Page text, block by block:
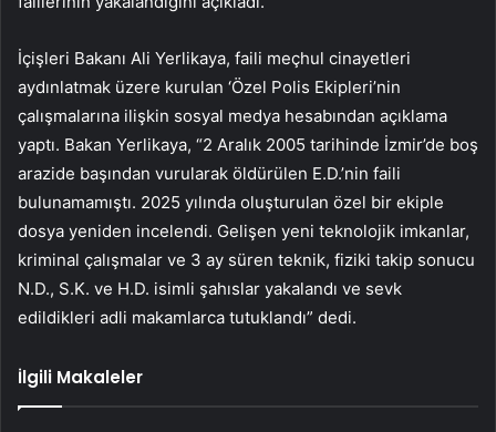
İçişleri Bakanı Ali Yerlikaya, faili meçhul cinayetleri
aydınlatmak üzere kurulan ‘Özel Polis Ekipleri’nin
çalışmalarına ilişkin sosyal medya hesabından açıklama
yaptı. Bakan Yerlikaya, “2 Aralık 2005 tarihinde İzmir’de boş
arazide başından vurularak öldürülen E.D.’nin faili
bulunamamıştı. 2025 yılında oluşturulan özel bir ekiple
dosya yeniden incelendi. Gelişen yeni teknolojik imkanlar,
kriminal çalışmalar ve 3 ay süren teknik, fiziki takip sonucu
N.D., S.K. ve H.D. isimli şahıslar yakalandı ve sevk
edildikleri adli makamlarca tutuklandı” dedi.
İlgili Makaleler